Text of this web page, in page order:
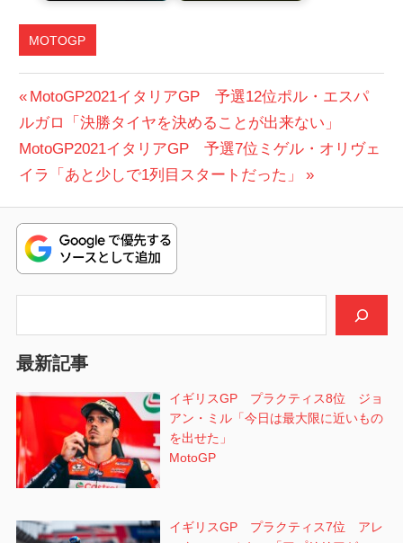
MOTOGP
イ
リ
ア
投
稿
ナ
ビ
ゲ
ー
ン
前
の
投
稿:
MotoGP2021イタリアGP 予選12位ポル・エスパ
ルガロ「決勝タイヤを決めることが出来ない」
次
の
稿:
MotoGP2021イタリアGP 予選7位ミゲル・オリヴェ
イラ「あと少しで1列目スタートだった」
最新記事
イギリスGP プラクティス8位 ジョ
アン・ミル「今日は最大限に近いもの
を出せた」
MotoGP
イギリスGP プラクティス7位 アレ